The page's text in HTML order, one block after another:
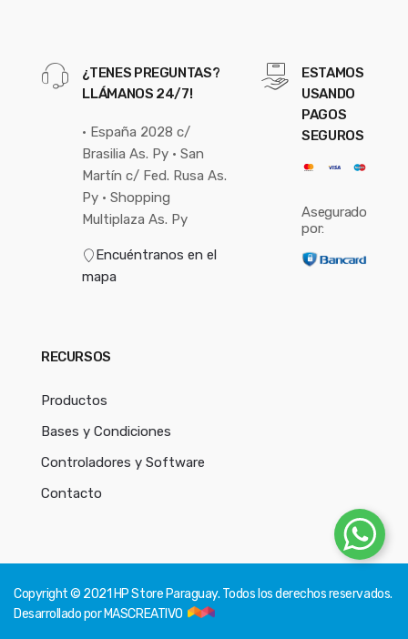
¿TENES PREGUNTAS?
LLÁMANOS 24/7!
• España 2028 c/
Brasilia As. Py • San
Martín c/ Fed. Rusa As.
Py • Shopping
Multiplaza As. Py
Encuéntranos en el
mapa
ESTAMOS
USANDO
PAGOS
SEGUROS
Asegurado
por:
RECURSOS
Productos
Bases y Condiciones
Controladores y Software
Contacto
Copyright © 2021 HP Store Paraguay. Todos los derechos reservados.
Desarrollado por MASCREATIVO